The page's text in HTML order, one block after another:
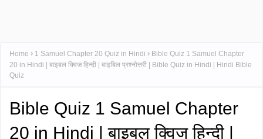
Home 1 Samuel Chapter 20 Quiz in Hindi
Bible Quiz 1 Samuel Chapter
20 in Hindi | बाइबल क्विज हिन्दी | बाइबिल प्रश्नोत्तरी | Bible Quiz in Hindi | Hindi Bible
Quiz
Bible Quiz 1 Samuel Chapter
20 in Hindi | बाइबल क्विज हिन्दी |